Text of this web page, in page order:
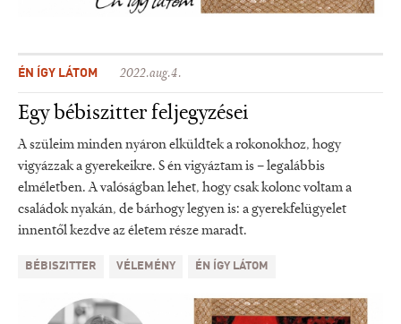
ÉN ÍGY LÁTOM 2022.aug.4.
Egy bébiszitter feljegyzései
A szüleim minden nyáron elküldtek a rokonokhoz, hogy
vigyázzak a gyerekeikre. S én vigyáztam is – legalábbis
elméletben. A valóságban lehet, hogy csak kolonc voltam a
családok nyakán, de bárhogy legyen is: a gyerekfelügyelet
innentől kezdve az életem része maradt.
BÉBISZITTER VÉLEMÉNY ÉN ÍGY LÁTOM